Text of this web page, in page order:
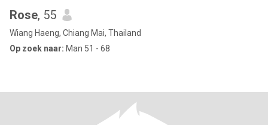
Rose, 55
Wiang Haeng, Chiang Mai, Thailand
Op zoek naar: Man 51 - 68